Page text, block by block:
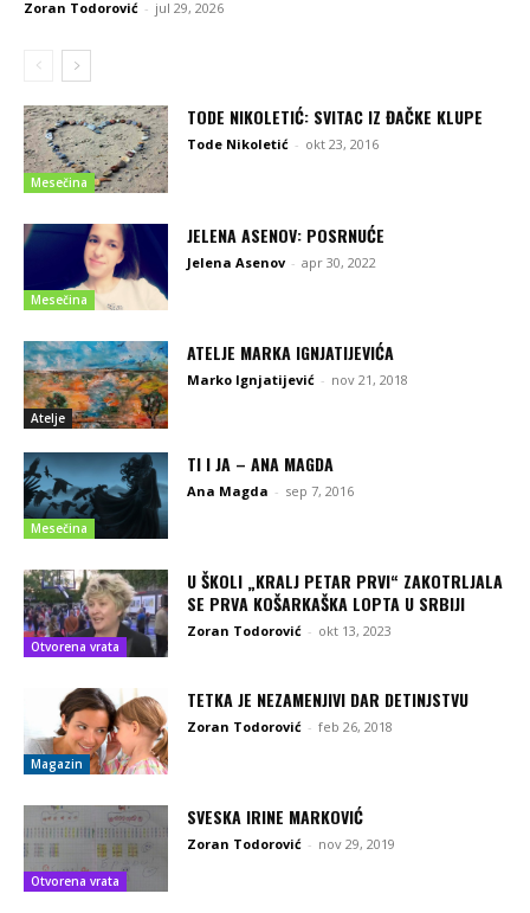
Zoran Todorović - jul 29, 2026
Mesečina
TODE NIKOLETIĆ: SVITAC IZ ĐAČKE KLUPE
Tode Nikoletić - okt 23, 2016
Mesečina
JELENA ASENOV: POSRNUĆE
Jelena Asenov - apr 30, 2022
Atelje
ATELJE MARKA IGNJATIJEVIĆA
Marko Ignjatijević - nov 21, 2018
Mesečina
TI I JA – ANA MAGDA
Ana Magda - sep 7, 2016
Otvorena vrata
U ŠKOLI „KRALJ PETAR PRVI“ ZAKOTRLJALA
SE PRVA KOŠARKAŠKA LOPTA U SRBIJI
Zoran Todorović - okt 13, 2023
Magazin
TETKA JE NEZAMENJIVI DAR DETINJSTVU
Zoran Todorović - feb 26, 2018
Otvorena vrata
SVESKA IRINE MARKOVIĆ
Zoran Todorović - nov 29, 2019